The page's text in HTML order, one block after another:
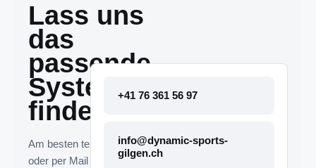
Lass uns
das
passende
System
finden.
Am besten telefonisch
oder per Mail melden. Die
+41 76 361 56 97
info@dynamic-sports-
gilgen.ch